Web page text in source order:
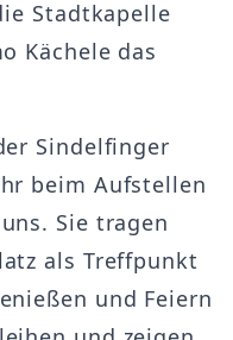
Stadtkapelle
Kächele das
Sindelfinger
beim Aufstellen
Sie tragen
als Treffpunkt
und Feiern